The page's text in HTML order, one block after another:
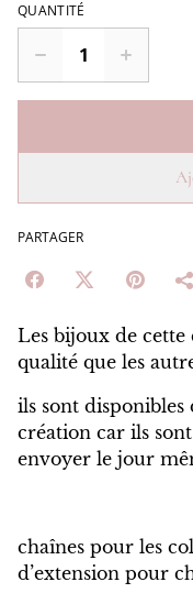
QUANTITÉ
PARTAGER
Les bijoux de cette
qualité que les
ils sont disponibles
création car ils
envoyer le jour
chaînes pour les
d’extension pour